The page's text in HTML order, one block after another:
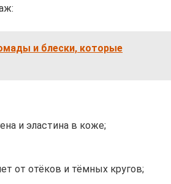
и блески, которые
и эластина в коже;
от отёков и тёмных кругов;